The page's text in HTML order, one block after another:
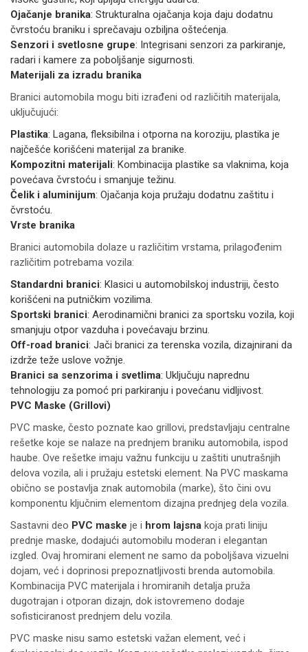
Ojačanje branika: Strukturalna ojačanja koja daju dodatnu
čvrstoću braniku i sprečavaju ozbiljna oštećenja.
Senzori i svetlosne grupe: Integrisani senzori za parkiranje,
radari i kamere za poboljšanje sigurnosti.
Materijali za izradu branika
Branici automobila mogu biti izrađeni od različitih materijala,
uključujući:
Plastika: Lagana, fleksibilna i otporna na koroziju, plastika je
najčešće korišćeni materijal za branike.
Kompozitni materijali: Kombinacija plastike sa vlaknima, koja
povećava čvrstoću i smanjuje težinu.
Čelik i aluminijum: Ojačanja koja pružaju dodatnu zaštitu i
čvrstoću.
Vrste branika
Branici automobila dolaze u različitim vrstama, prilagođenim
različitim potrebama vozila:
Standardni branici: Klasici u automobilskoj industriji, često
korišćeni na putničkim vozilima.
Sportski branici: Aerodinamični branici za sportsku vozila, koji
smanjuju otpor vazduha i povećavaju brzinu.
Off-road branici: Jači branici za terenska vozila, dizajnirani da
izdrže teže uslove vožnje.
Branici sa senzorima i svetlima: Uključuju naprednu
tehnologiju za pomoć pri parkiranju i povećanu vidljivost.
PVC Maske (Grillovi)
PVC maske, često poznate kao grillovi, predstavljaju centralne
rešetke koje se nalaze na prednjem braniku automobila, ispod
haube. Ove rešetke imaju važnu funkciju u zaštiti unutrašnjih
delova vozila, ali i pružaju estetski element. Na PVC maskama
obično se postavlja znak automobila (marke), što čini ovu
komponentu ključnim elementom dizajna prednjeg dela vozila.
Sastavni deo PVC maske je i hrom lajsna koja prati liniju
prednje maske, dodajući automobilu moderan i elegantan
izgled. Ovaj hromirani element ne samo da poboljšava vizuelni
dojam, već i doprinosi prepoznatljivosti brenda automobila.
Kombinacija PVC materijala i hromiranih detalja pruža
dugotrajan i otporan dizajn, dok istovremeno dodaje
sofisticiranost prednjem delu vozila.
PVC maske nisu samo estetski važan element, već i